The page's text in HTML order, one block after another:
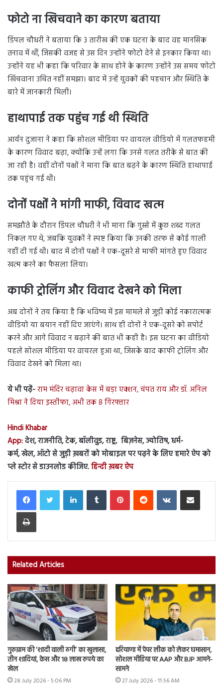
फोटो ना खिचवाने का कारण बताया
डिंपल चौधरी ने बताया कि 3 तारीख की एक घटना के बाद वह मानसिक
तनाव में थीं, जिसकी वजह से उस दिन उन्होंने फोटो देने से इनकार किया था।
उन्होंने यह भी कहा कि परिवार के साथ होने के कारण उन्होंने उस समय फोटो
खिंचवाना उचित नहीं समझा। बाद में उन्हें युवकों की पहचान और स्थिति के
बारे में जानकारी मिली।
हाथापाई तक पहुंच गई थी स्थिति
आर्यन दुजाना ने कहा कि सोशल मीडिया पर वायरल वीडियो में गलतफहमी
के कारण विवाद बढ़ा, क्योंकि उन्हें लगा कि उनसे गलत तरीके से बात की
जा रही है। वहीं दोनों पक्षों ने माना कि बात बढ़ने के कारण स्थिति हाथापाई
तक पहुंच गई थी।
दोनों पक्षों ने मांगी माफी, विवाद खत्म
समझौते के दौरान डिंपल चौधरी ने भी माना कि गुस्से में कुछ शब्द गलत
निकल गए थे, जबकि युवकों ने स्पष्ट किया कि उनकी तरफ से कोई गाली
नहीं दी गई थी। बाद में दोनों पक्षों ने एक-दूसरे से माफी मांगते हुए विवाद
खत्म करने का फैसला लिया।
काफी ट्रोलिंग और विवाद देखने को मिला
अब दोनों ने तय किया है कि भविष्य में इस मामले से जुड़ी कोई नकारात्मक
वीडियो या बयान नहीं दिए जाएंगे। साथ ही दोनों ने एक-दूसरे को सपोर्ट
करने और आगे विवाद न बढ़ाने की बात भी कही है। इस घटना का वीडियो
पहले सोशल मीडिया पर वायरल हुआ था, जिसके बाद काफी ट्रोलिंग और
विवाद देखने को मिला था।
ये भी पढ़ें-राम मंदिर चढ़ावा केस में बड़ा एक्शन, चंपत राय और डॉ. अनिल
मिश्रा ने दिया इस्तीफा, अभी तक 8 गिरफ्तार
Hindi Khabar
App:देश, राजनीति, टेक, बॉलीवुड, राष्ट्र, बिज़नेस, ज्योतिष, धर्म-
कर्म, खेल, ऑटो से जुड़ी ख़बरों को मोबाइल पर पढ़ने के लिए हमारे ऐप को
प्ले स्टोर से डाउनलोड कीजिए.हिन्दी ख़बर ऐप
LinkedInTumblr PinterestReddit VKontakteShare via Email
Print
Related Articles
गुरुग्राम की ‘शादी वाली ठगी’ का खुलासा,
तीन शादियां, केस और 18 लाख रुपये का
खेल
28 July 2026 - 5:06 PM
हरियाणा में पेपर लीक को लेकर घमासान,
सोशल मीडिया पर AAP और BJP आमने-
सामने
27 July 2026 - 11:56 AM